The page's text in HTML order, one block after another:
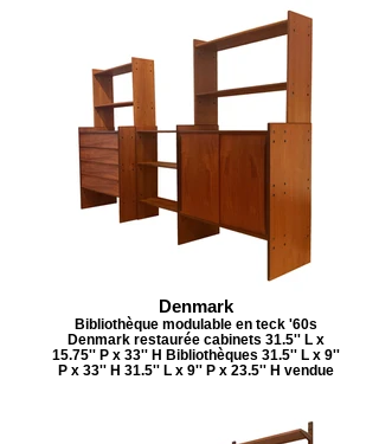
Denmark
Bibliothèque modulable en teck '60s
Denmark restaurée cabinets 31.5'' L x
15.75'' P x 33'' H Bibliothèques 31.5'' L x 9''
P x 33'' H 31.5'' L x 9'' P x 23.5'' H vendue